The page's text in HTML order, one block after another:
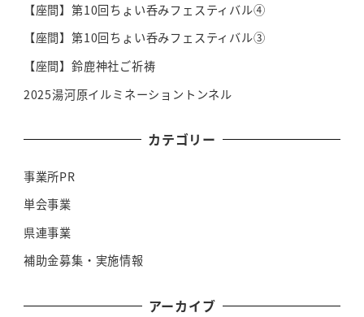
【座間】第10回ちょい呑みフェスティバル④
【座間】第10回ちょい呑みフェスティバル③
【座間】鈴鹿神社ご祈祷
2025湯河原イルミネーショントンネル
カテゴリー
事業所PR
単会事業
県連事業
補助金募集・実施情報
アーカイブ